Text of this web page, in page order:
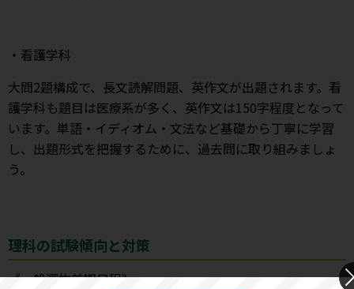
・看護学科
大問2題構成で、長文読解問題、英作文が出題されます。看
護学科も題目は医療系が多く、英作文は150字程度となって
います。単語・イディオム・文法など基礎から丁寧に学習
し、出題形式を把握するために、過去問に取り組みましょ
う。
理科の試験傾向と対策
《一般選抜前期日程》